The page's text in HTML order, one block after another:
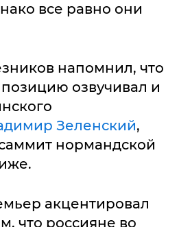
все равно они
напомнил, что
озвучивал и
Зеленский,
нормандской
акцентировал
что россияне во